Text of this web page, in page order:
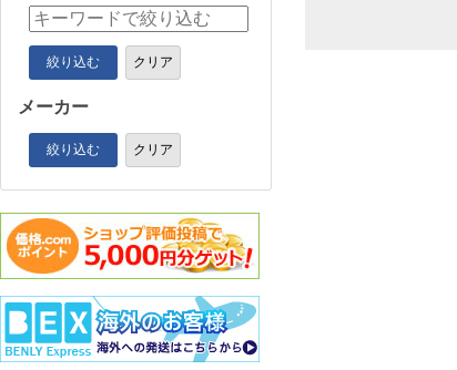
絞り込む クリア
メーカー
絞り込む クリア